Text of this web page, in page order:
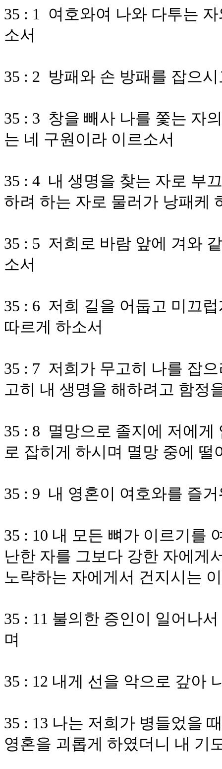
35 : 1 여호와여 나와 다투는
소서
35 : 2 방패와 손 방패를 잡으
35 : 3 창을 빼사 나를 쫓는 자
는 네 구원이라 이르소서
35 : 4 내 생명을 찾는 자로 부
하려 하는 자로 물러가 낭패케
35 : 5 저희로 바람 앞에 겨와
소서
35 : 6 저희 길을 어둡고 미끄
따르게 하소서
35 : 7 저희가 무고히 나를 잡
고히 내 생명을 해하려고 함정
35 : 8 멸망으로 졸지에 저에
로 잡히게 하시며 멸망 중에 떨
35 : 9 내 영혼이 여호와를 즐
35 : 10 내 모든 뼈가 이르기를
난한 자를 그보다 강한 자에게
노략하는 자에게서 건지시는
35 : 11 불의한 증인이 일어나
며
35 : 12 내게 선을 악으로 갚아
35 : 13 나는 저희가 병들었을
영혼을 괴롭게 하였더니 내 기